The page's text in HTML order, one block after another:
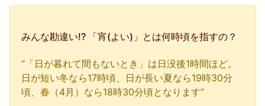
みんな勘違い!? 「宵(よい)」とは何時頃を指すの？
“「日が暮れて間もないとき」は日没後1時間ほど。
日が短い冬なら17時頃、日が長い夏なら19時30分
頃、春（4月）なら18時30分頃となります”